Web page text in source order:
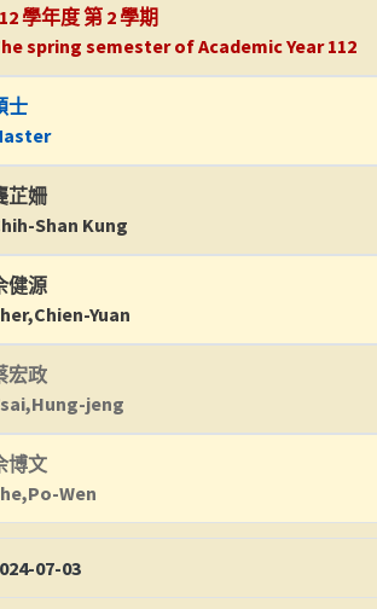
學年度 第 2 學期
spring semester of Academic Year 112
士
芷姍
Shan Kung
健源
Yuan
宏政
jeng
博文
Wen
07-03